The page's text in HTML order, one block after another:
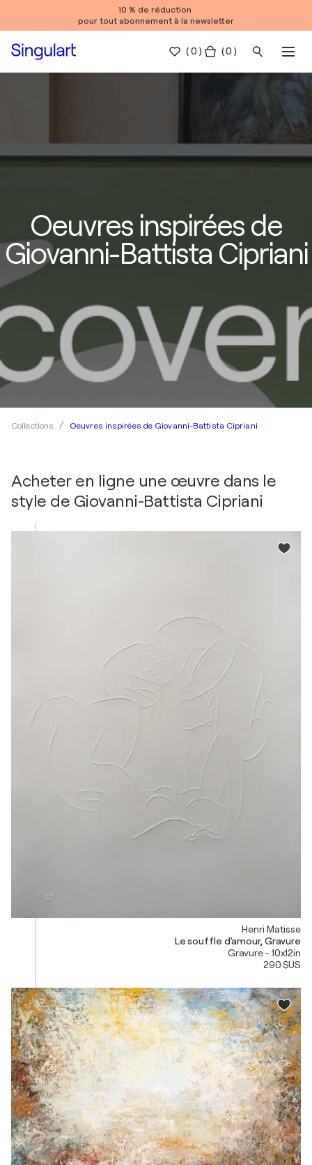
10 % de réduction
pour tout abonnement à la newsletter
(0 ) ( 0 )
Oeuvres inspirées de
Giovanni-Battista Cipriani
Collections Oeuvres inspirées de Giovanni-Battista Cipriani
Acheter en ligne une œuvre dans le
style de Giovanni-Battista Cipriani
Henri Matisse
Le souffle d'amour, Gravure
Gravure - 10x12in
290 $US